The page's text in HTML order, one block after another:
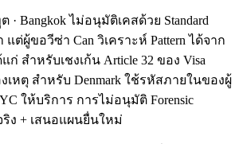
· Bangkok ไม่อนุมัติเคสด้วย Standard
แต่ผู้ขอวีซ่า Can วิเคราะห์ Pattern ได้จาก
สำหรับเชงเก้น Article 32 ของ Visa
เหตุ สำหรับ Denmark ใช้รหัสภายในของผู้
ให้บริการ การไม่อนุมัติ Forensic
ง + เสนอแผนยื่นใหม่